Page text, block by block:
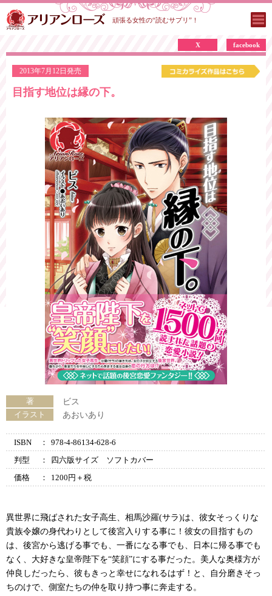
頑張る女性の“読むサプリ”！
2013年7月12日発売
X facebook
目指す地位は縁の下。
著
ビス
イラスト
あおいあり
ISBN ：
978-4-86134-628-6
判型
：
四六版サイズ ソフトカバー
価格
： 1200円＋税
異世界に飛ばされた女子高生、相馬沙羅(サラ)は、彼女そっくりな
貴族令嬢の身代わりとして後宮入りする事に！彼女の目指すもの
は、後宮から逃げる事でも、一番になる事でも、日本に帰る事でも
なく、大好きな皇帝陛下を“笑顔”にする事だった。美人な奥様方が
仲良しだったら、彼もきっと幸せになれるはず！と、自分磨きそっ
ちのけで、側室たちの仲を取り持つ事に奔走する。